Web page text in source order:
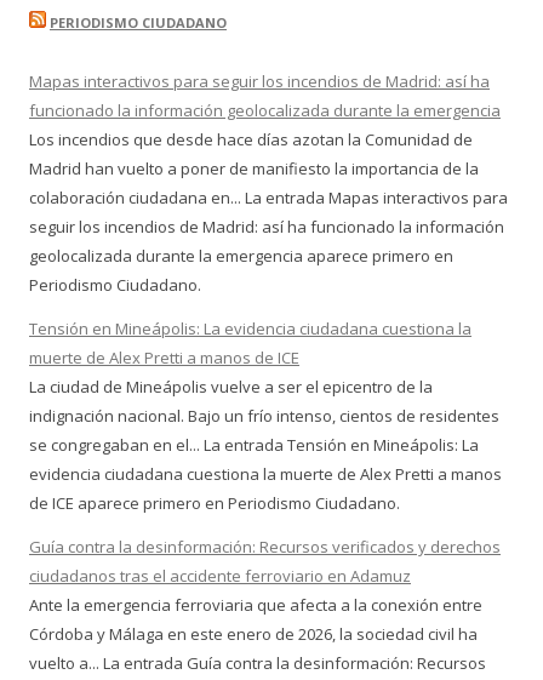
PERIODISMO CIUDADANO
Mapas interactivos para seguir los incendios de Madrid: así ha
funcionado la información geolocalizada durante la emergencia
Los incendios que desde hace días azotan la Comunidad de
Madrid han vuelto a poner de manifiesto la importancia de la
colaboración ciudadana en... La entrada Mapas interactivos para
seguir los incendios de Madrid: así ha funcionado la información
geolocalizada durante la emergencia aparece primero en
Periodismo Ciudadano.
Tensión en Mineápolis: La evidencia ciudadana cuestiona la
muerte de Alex Pretti a manos de ICE
La ciudad de Mineápolis vuelve a ser el epicentro de la
indignación nacional. Bajo un frío intenso, cientos de residentes
se congregaban en el... La entrada Tensión en Mineápolis: La
evidencia ciudadana cuestiona la muerte de Alex Pretti a manos
de ICE aparece primero en Periodismo Ciudadano.
Guía contra la desinformación: Recursos verificados y derechos
ciudadanos tras el accidente ferroviario en Adamuz
Ante la emergencia ferroviaria que afecta a la conexión entre
Córdoba y Málaga en este enero de 2026, la sociedad civil ha
vuelto a... La entrada Guía contra la desinformación: Recursos